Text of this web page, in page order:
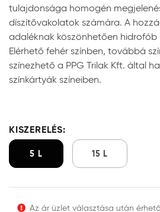
tulajdonsága homogén
díszítővakolatok számára. A
adaléknak köszönhetően
Elérhető fehér színben, továbbá
színezhető a PPG Trilak Kft. által
színkártyák színeiben.
KISZERELÉS:
5 L 15 L
Az ár üzlet választása után